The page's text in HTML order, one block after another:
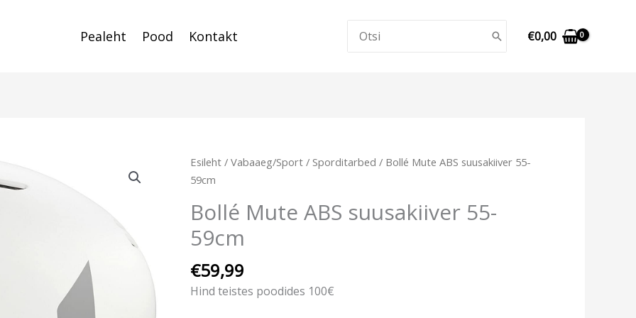
Pealeht Pood Kontakt
for:
€0,00
Esileht / Vabaaeg/Sport / Sporditarbed / Bollé Mute ABS suusakiiver 55-
59cm
Bollé Mute ABS suusakiiver 55-
59cm
€59,99
Hind teistes poodides 100€